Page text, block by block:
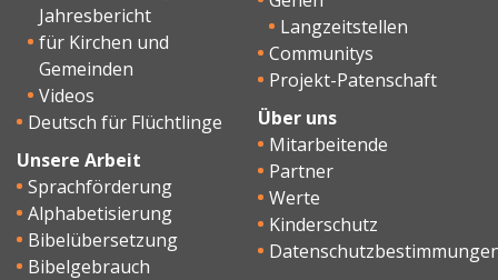
Jahresbericht
für Kirchen und
Gemeinden
Videos
Deutsch für Flüchtlinge
Unsere Arbeit
Sprachförderung
Alphabetisierung
Bibelübersetzung
Bibelgebrauch
Langzeitstellen
Communitys
Projekt-Patenschaft
Über uns
Mitarbeitende
Partner
Werte
Kinderschutz